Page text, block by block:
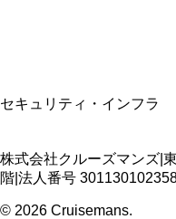
セキュリティ・インフラ
株式会社クルーズマンズ
階 法人番号
© 2026 Cruisemans.